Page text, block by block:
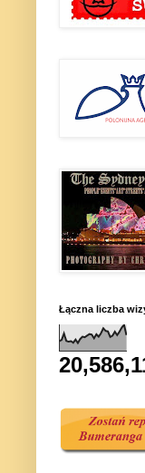
Łączna liczba